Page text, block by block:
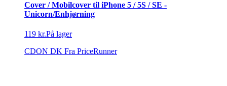
Cover / Mobilcover til iPhone 5 / 5S / SE -
Unicorn/Enhjørning
119 kr.På lager
CDON DK Fra PriceRunner